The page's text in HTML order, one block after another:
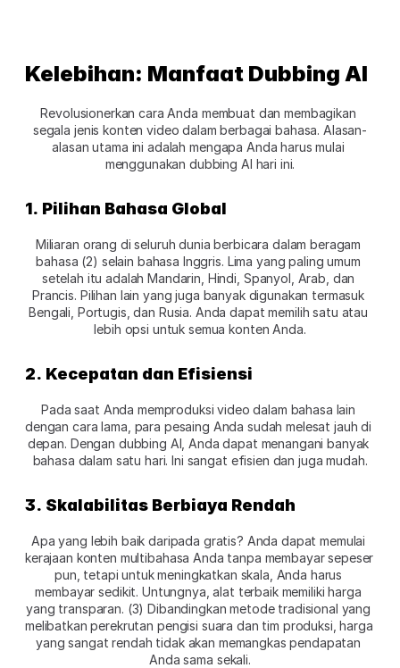
Kelebihan: Manfaat Dubbing AI
Revolusionerkan cara Anda membuat dan membagikan
segala jenis konten video dalam berbagai bahasa. Alasan-
alasan utama ini adalah mengapa Anda harus mulai
menggunakan dubbing AI hari ini.
1. Pilihan Bahasa Global
Miliaran orang di seluruh dunia berbicara dalam beragam
bahasa (2) selain bahasa Inggris. Lima yang paling umum
setelah itu adalah Mandarin, Hindi, Spanyol, Arab, dan
Prancis. Pilihan lain yang juga banyak digunakan termasuk
Bengali, Portugis, dan Rusia. Anda dapat memilih satu atau
lebih opsi untuk semua konten Anda.
2. Kecepatan dan Efisiensi
Pada saat Anda memproduksi video dalam bahasa lain
dengan cara lama, para pesaing Anda sudah melesat jauh di
depan. Dengan dubbing AI, Anda dapat menangani banyak
bahasa dalam satu hari. Ini sangat efisien dan juga mudah.
3. Skalabilitas Berbiaya Rendah
Apa yang lebih baik daripada gratis? Anda dapat memulai
kerajaan konten multibahasa Anda tanpa membayar sepeser
pun, tetapi untuk meningkatkan skala, Anda harus
membayar sedikit. Untungnya, alat terbaik memiliki harga
yang transparan. (3) Dibandingkan metode tradisional yang
melibatkan perekrutan pengisi suara dan tim produksi, harga
yang sangat rendah tidak akan memangkas pendapatan
Anda sama sekali.